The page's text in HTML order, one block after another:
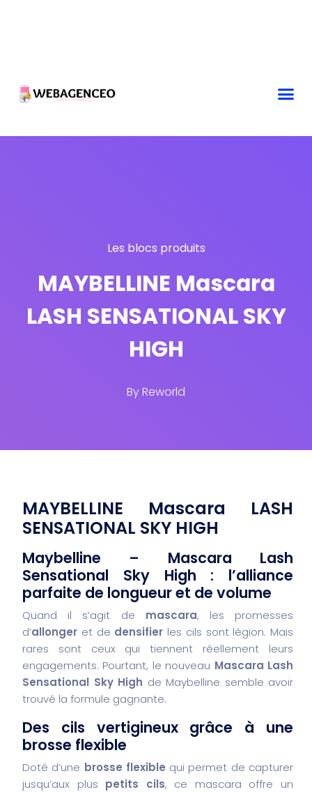
Les blocs produits
MAYBELLINE Mascara
LASH SENSATIONAL SKY
HIGH
ByReworld
MAYBELLINE Mascara LASH
SENSATIONAL SKY HIGH
Maybelline – Mascara Lash
Sensational Sky High : l’alliance
parfaite de longueur et de volume
Quand il s’agit de mascara, les promesses
d’allonger et de densifier les cils sont légion. Mais
rares sont ceux qui tiennent réellement leurs
engagements. Pourtant, le nouveau Mascara Lash
Sensational Sky High de Maybelline semble avoir
trouvé la formule gagnante.
Des cils vertigineux grâce à une
brosse flexible
Doté d’une brosse flexible qui permet de capturer
jusqu’aux plus petits cils, ce mascara offre un